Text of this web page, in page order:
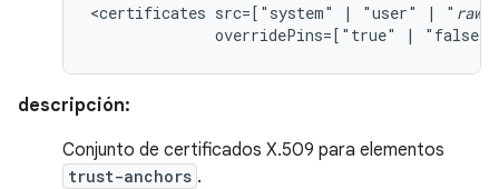
<certificates src=["system" | "user" | " raw
overridePins=["true"
| "false"]
descripción:
Conjunto de certificados X.509 para elementos
trust-anchors .